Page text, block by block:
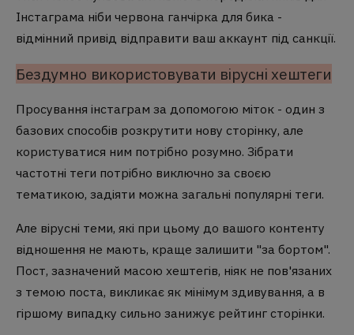
Інстаграма ніби червона ганчірка для бика -
відмінний привід відправити ваш аккаунт під санкції.
Бездумно використовувати вірусні хештеги
Просування інстаграм за допомогою міток - один з
базових способів розкрутити нову сторінку, але
користуватися ним потрібно розумно. Зібрати
частотні теги потрібно виключно за своєю
тематикою, задіяти можна загальні популярні теги.
Але вірусні теми, які при цьому до вашого контенту
відношення не мають, краще залишити "за бортом".
Пост, зазначений масою хештегів, ніяк не пов'язаних
з темою поста, викликає як мінімум здивування, а в
гіршому випадку сильно занижує рейтинг сторінки.